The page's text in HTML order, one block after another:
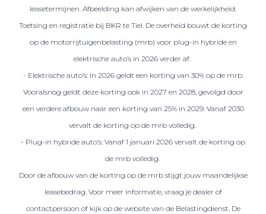
leasetermijnen. Afbeelding kan afwijken van de werkelijkheid.
Toetsing en registratie bij BKR te Tiel. De overheid bouwt de korting
op de motorrijtuigenbelasting (mrb) voor plug-in hybride en
elektrische auto’s in 2026 verder af.
- Elektrische auto’s: In 2026 geldt een korting van 30% op de mrb.
Vooralsnog geldt deze korting ook in 2027 en 2028, gevolgd door
een verdere afbouw naar een korting van 25% in 2029. Vanaf 2030
vervalt de korting op de mrb volledig.
- Plug-in hybride auto’s: Vanaf 1 januari 2026 vervalt de korting op
de mrb volledig.
Door de afbouw van de korting op de mrb stijgt jouw maandelijkse
leasebedrag. Voor meer informatie, vraag je dealer of
contactpersoon of kijk op de website van de Belastingdienst. De